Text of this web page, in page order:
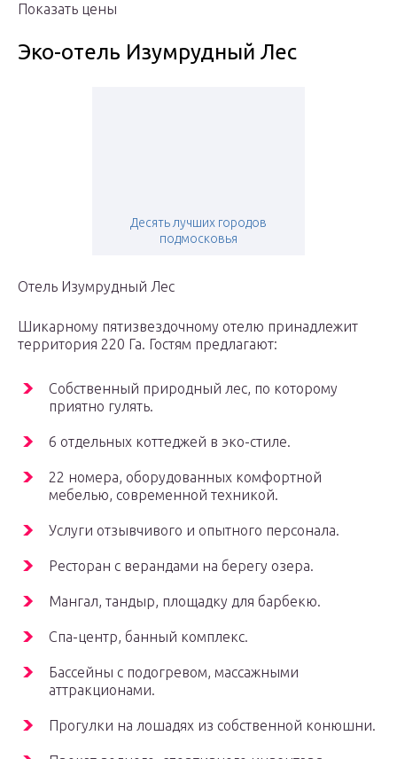
Показать цены
Эко-отель Изумрудный Лес
Десять лучших городов
подмосковья
Отель Изумрудный Лес
Шикарному пятизвездочному отелю принадлежит
территория 220 Га. Гостям предлагают:
Собственный природный лес, по которому
приятно гулять.
6 отдельных коттеджей в эко-стиле.
22 номера, оборудованных комфортной
мебелью, современной техникой.
Услуги отзывчивого и опытного персонала.
Ресторан с верандами на берегу озера.
Мангал, тандыр, площадку для барбекю.
Спа-центр, банный комплекс.
Бассейны с подогревом, массажными
аттракционами.
Прогулки на лошадях из собственной конюшни.